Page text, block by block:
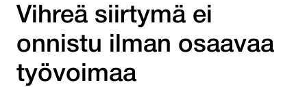
Vihreä siirtymä ei
onnistu ilman osaavaa
työvoimaa